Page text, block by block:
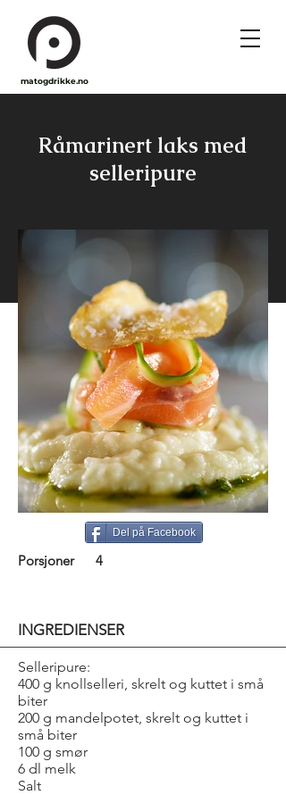
matogdrikke.no
Råmarinert laks med
selleripure
Del på Facebook
Porsjoner 4
INGREDIENSER
Selleripure:
400 g knollselleri, skrelt og kuttet i små
biter
200 g mandelpotet, skrelt og kuttet i
små biter
100 g smør
6 dl melk
Salt